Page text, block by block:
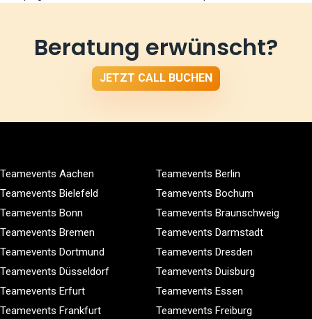
Beratung erwünscht?
JETZT CALL BUCHEN
Teamevents Aachen
Teamevents Berlin
Teamevents Bielefeld
Teamevents Bochum
Teamevents Bonn
Teamevents Braunschweig
Teamevents Bremen
Teamevents Darmstadt
Teamevents Dortmund
Teamevents Dresden
Teamevents Düsseldorf
Teamevents Duisburg
Teamevents Erfurt
Teamevents Essen
Teamevents Frankfurt
Teamevents Freiburg